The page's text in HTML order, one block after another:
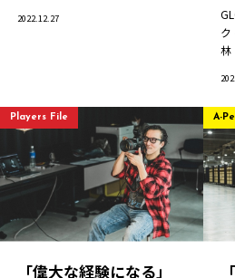
2022.12.27
「偉大な経験になる」
Players File A-